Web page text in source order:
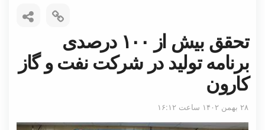
تحقق بیش از ۱۰۰ درصدی
برنامه تولید در شرکت نفت و گاز
کارون
۲۸ بهمن ۱۴۰۲ ساعت ۱۶:۱۲